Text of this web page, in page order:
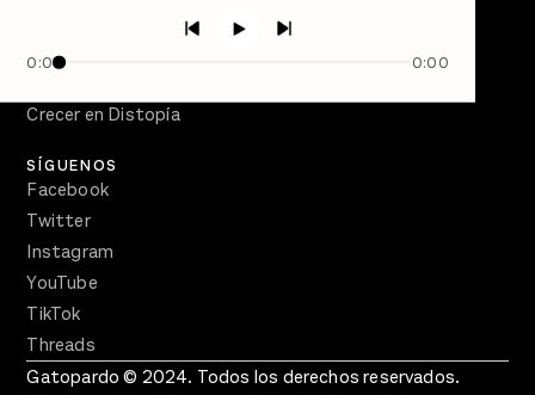
0:00 0:00
Semanario Gatopardo
Crecer en Distopía
SÍGUENOS
Facebook
Twitter
Instagram
YouTube
TikTok
Threads
Gatopardo © 2024. Todos los derechos reservados.